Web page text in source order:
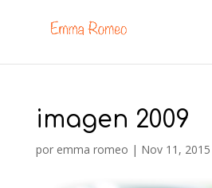
imagen 2009
por emma romeo | Nov 11, 2015